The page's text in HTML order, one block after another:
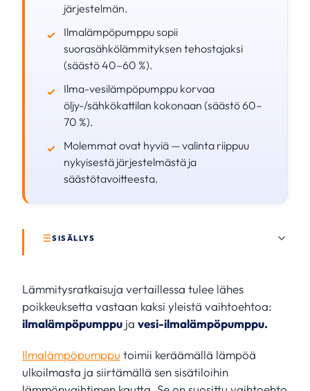
järjestelmän.
Ilmalämpöpumppu sopii
suorasähkölämmityksen tehostajaksi
(säästö 40–60 %).
Ilma-vesilämpöpumppu korvaa
öljy-/sähkökattilan kokonaan (säästö 60–
70 %).
Molemmat ovat hyviä — valinta riippuu
nykyisestä järjestelmästä ja
säästötavoitteesta.
SISÄLLYS
Lämmitysratkaisuja vertaillessa tulee lähes
poikkeuksetta vastaan kaksi yleistä vaihtoehtoa:
ilmalämpöpumppu ja vesi-ilmalämpöpumppu.
Ilmalämpöpumppu toimii keräämällä lämpöä
ulkoilmasta ja siirtämällä sen sisätiloihin